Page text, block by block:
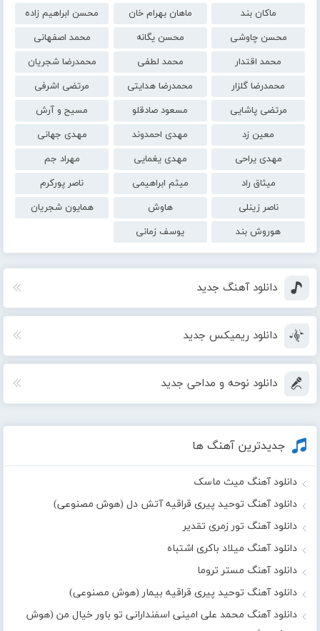
ماکان بند
ماهان بهرام خان
محسن ابراهیم زاده
محسن چاوشی
محسن یگانه
محمد اصفهانی
محمد اقتدار
محمد لطفی
محمدرضا شجریان
محمدرضا گلزار
محمدرضا هدایتی
مرتضی اشرفی
مرتضی پاشایی
مسعود صادقلو
مسیح و آرش
معین زد
مهدی احمدوند
مهدی جهانی
مهدی یراحی
مهدی یغمایی
مهراد جم
میثاق راد
میثم ابراهیمی
ناصر پورکرم
ناصر زینلی
هاوش
همایون شجریان
هوروش بند
یوسف زمانی
دانلود آهنگ جدید
دانلود ریمیکس جدید
دانلود نوحه و مداحی جدید
جدیدترین آهنگ ها
دانلود آهنگ میث ماسک
دانلود آهنگ توحید پیری قراقیه آتش دل (هوش مصنوعی)
دانلود آهنگ تور زمری تقدیر
دانلود آهنگ میلاد باکری اشتباه
دانلود آهنگ مستر تروما
دانلود آهنگ توحید پیری قراقیه بیمار (هوش مصنوعی)
دانلود آهنگ محمد علی امینی اسفندارانی تو باور خیال من (هوش